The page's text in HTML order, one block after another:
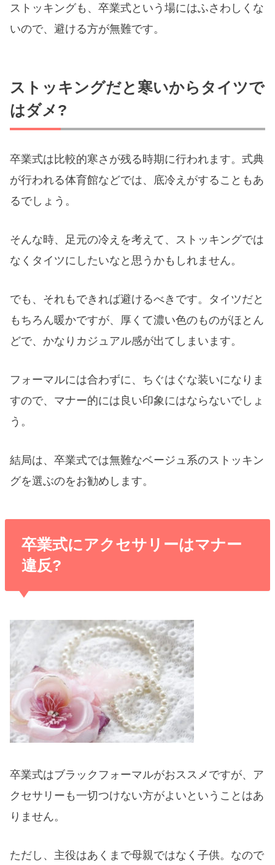
ストッキングも、卒業式という場にはふさわしくな
いので、避ける方が無難です。
ストッキングだと寒いからタイツで
はダメ?
卒業式は比較的寒さが残る時期に行われます。式典
が行われる体育館などでは、底冷えがすることもあ
るでしょう。
そんな時、足元の冷えを考えて、ストッキングでは
なくタイツにしたいなと思うかもしれません。
でも、それもできれば避けるべきです。タイツだと
もちろん暖かですが、厚くて濃い色のものがほとん
どで、かなりカジュアル感が出てしまいます。
フォーマルには合わずに、ちぐはぐな装いになりま
すので、マナー的には良い印象にはならないでしょ
う。
結局は、卒業式では無難なベージュ系のストッキン
グを選ぶのをお勧めします。
卒業式にアクセサリーはマナー
違反?
卒業式はブラックフォーマルがおススメですが、ア
クセサリーも一切つけない方がよいということはあ
りません。
ただし、主役はあくまで母親ではなく子供。なので